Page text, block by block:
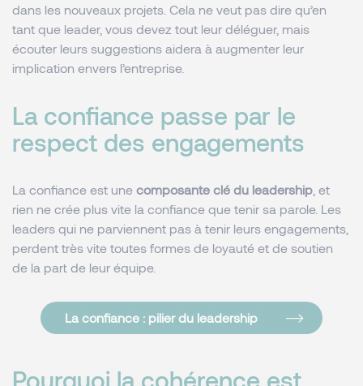
dans les nouveaux projets. Cela ne veut pas dire qu’en
tant que leader, vous devez tout leur déléguer, mais
écouter leurs suggestions aidera à augmenter leur
implication envers l’entreprise.
La confiance passe par le
respect des engagements
La confiance est une composante clé du leadership , et
rien ne crée plus vite la confiance que tenir sa parole. Les
leaders qui ne parviennent pas à tenir leurs engagements,
perdent très vite toutes formes de loyauté et de soutien
de la part de leur équipe.
La confiance : pilier du leadership
Pourquoi la cohérence est